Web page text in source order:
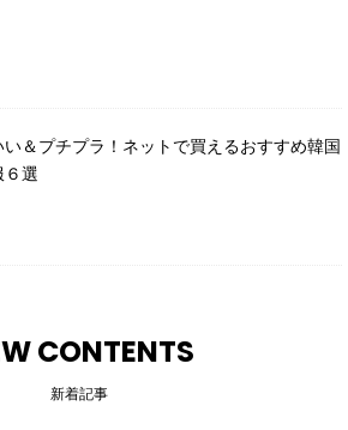
い＆プチプラ！ネットで買えるおすすめ韓国
６選
CONTENTS
新着記事